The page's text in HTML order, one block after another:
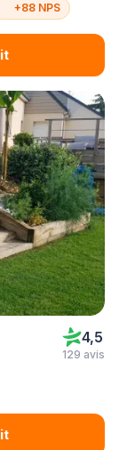
+88 NPS
4,5
129 avis